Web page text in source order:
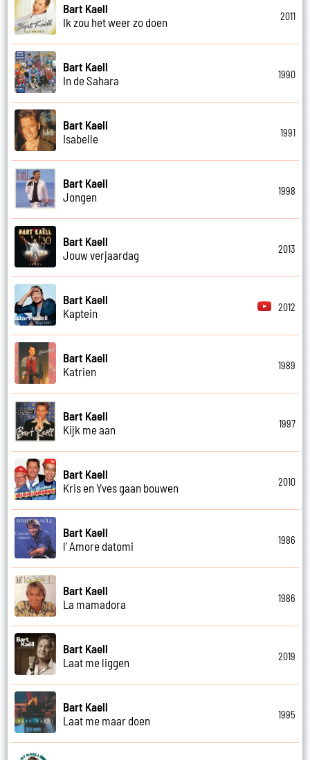
Bart Kaell
Ik zou het weer zo doen
2011
Bart Kaell
In de Sahara
1990
Bart Kaell
Isabelle
1991
Bart Kaell
Jongen
1998
Bart Kaell
Jouw verjaardag
2013
Bart Kaell
Kaptein
2012
Bart Kaell
Katrien
1989
Bart Kaell
Kijk me aan
1997
Bart Kaell
Kris en Yves gaan bouwen
2010
Bart Kaell
l' Amore datomi
1986
Bart Kaell
La mamadora
1986
Bart Kaell
Laat me liggen
2019
Bart Kaell
Laat me maar doen
1995